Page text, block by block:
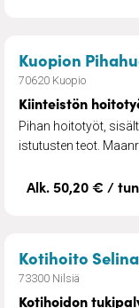
Kuopion
70620 Kuopio
Kiinteistön
Pihan hoitotyöt,
istutusten teot.
Alk. 50,20 € /
Kotihoito
73300 Nilsiä
Kotihoidon